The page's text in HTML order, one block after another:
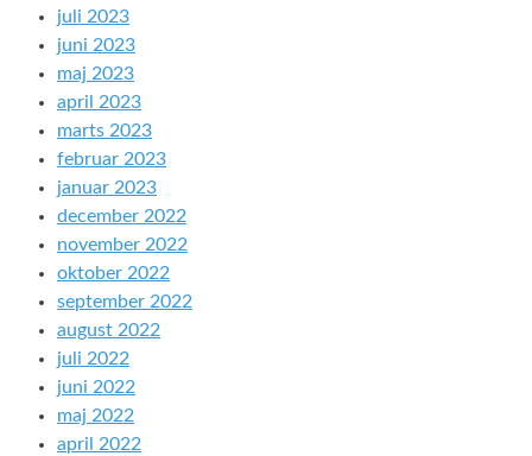
juli 2023
juni 2023
maj 2023
april 2023
marts 2023
februar 2023
januar 2023
december 2022
november 2022
oktober 2022
september 2022
august 2022
juli 2022
juni 2022
maj 2022
april 2022